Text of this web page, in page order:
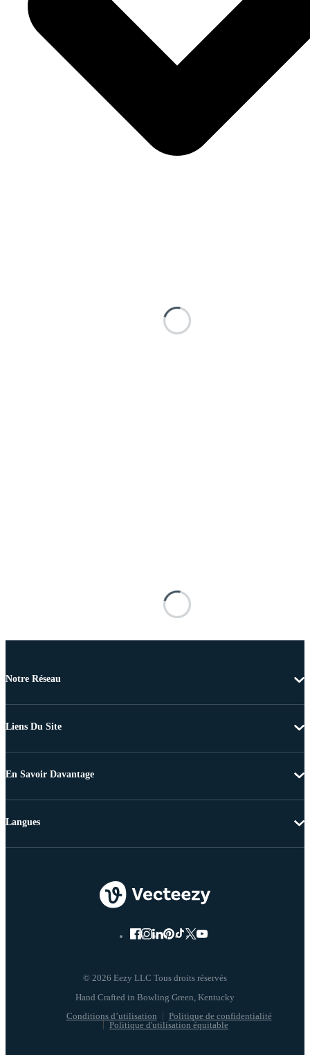
Notre Réseau
Liens Du Site
En Savoir Davantage
© 2026 Eezy LLC Tous droits réservés
Conditions d’utilisation
Politique de confidentialité
Politique d'utilisation équitable
Langues